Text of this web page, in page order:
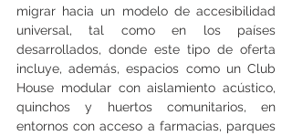
migrar hacia un modelo de accesibilidad
universal, tal como en los países
desarrollados, donde este tipo de oferta
incluye, además, espacios como un Club
House modular con aislamiento acústico,
quinchos y huertos comunitarios, en
entornos con acceso a farmacias, parques